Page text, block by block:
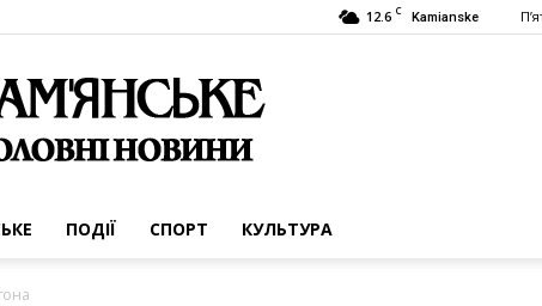
12.6 C Kamianske
ПОДІЇ СПОРТ КУЛЬТУРА